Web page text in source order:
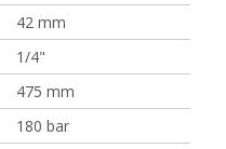
42 mm
1/4"
475 mm
180 bar